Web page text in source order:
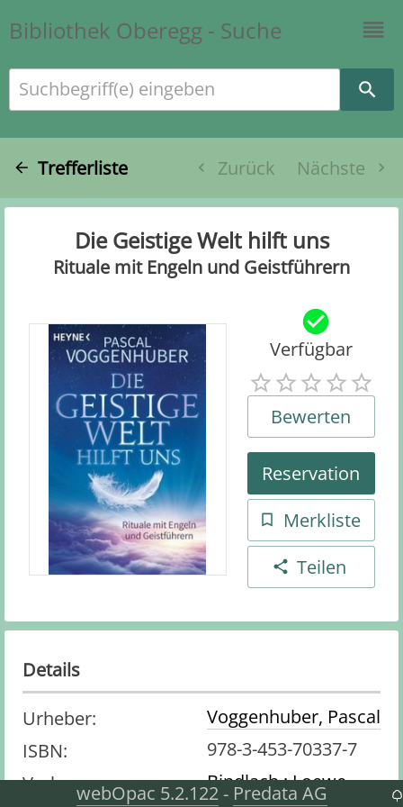
Bibliothek Oberegg - Suche
Suchbegriff(e) eingeben
Trefferliste Zurück Nächste
Die Geistige Welt hilft uns
Rituale mit Engeln und Geistführern
Verfügbar
Bewerten
Reservation
Merkliste
Teilen
Details
Urheber:
Voggenhuber, Pascal
ISBN:
978-3-453-70337-7
Verlag:
Bindlach : Loewe
webOpac 5.2.122- Predata AG